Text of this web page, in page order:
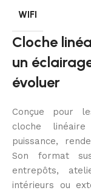
WIFI
Cloche
un
évoluer
Conçue pour
cloche
puissance,
Son format
entrepôts,
intérieurs ou